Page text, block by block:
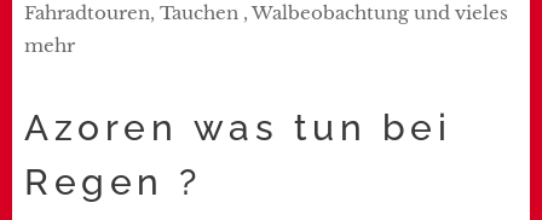
Fahradtouren, Tauchen , Walbeobachtung und vieles
mehr
Azoren was tun bei
Regen ?